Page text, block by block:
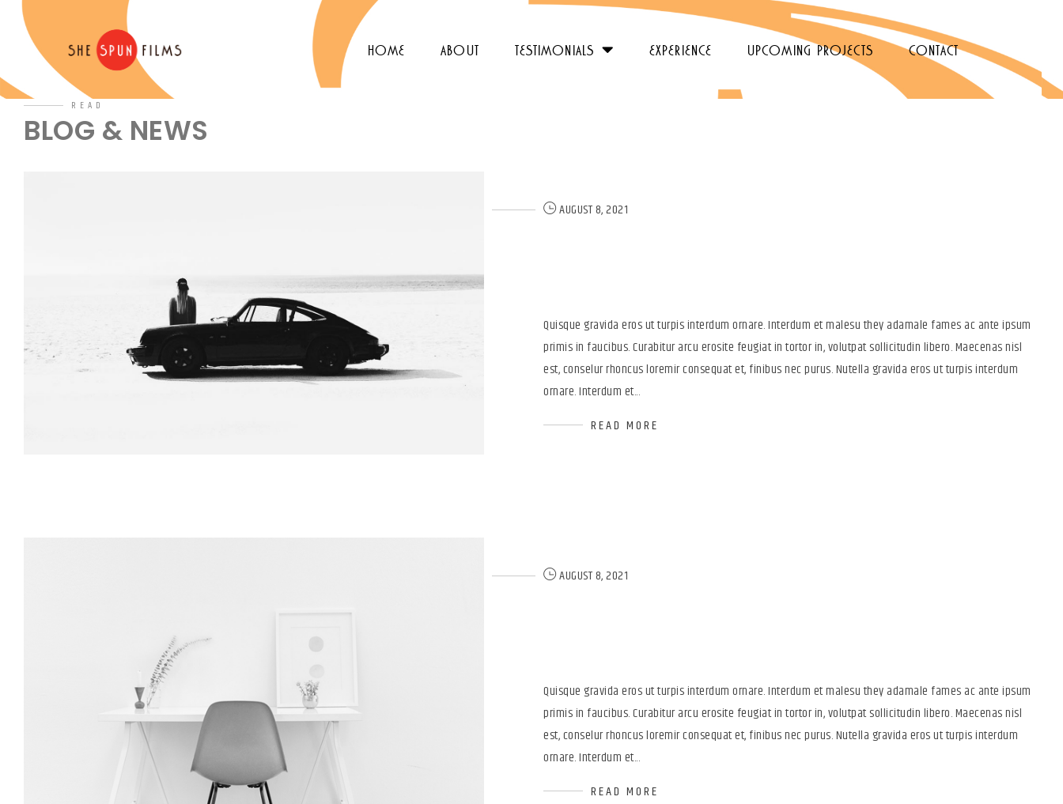
home about testimonials experience upcoming projects contact
READ
BLOG & NEWS
AUGUST 8, 2021
Quisque gravida eros ut turpis interdum ornare. Interdum et malesu they adamale fames ac ante ipsum
primis in faucibus. Curabitur arcu erosite feugiat in tortor in, volutpat sollicitudin libero. Maecenas nisl
est, conselur rhoncus loremir consequat et, finibus nec purus. Nutella gravida eros ut turpis interdum
ornare. Interdum et...
READ MORE
AUGUST 8, 2021
Quisque gravida eros ut turpis interdum ornare. Interdum et malesu they adamale fames ac ante ipsum
primis in faucibus. Curabitur arcu erosite feugiat in tortor in, volutpat sollicitudin libero. Maecenas nisl
est, conselur rhoncus loremir consequat et, finibus nec purus. Nutella gravida eros ut turpis interdum
ornare. Interdum et...
READ MORE